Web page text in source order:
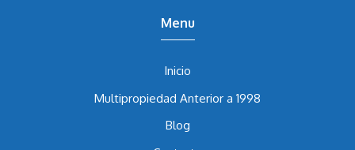
Menu
Inicio
Multipropiedad Anterior a 1998
Blog